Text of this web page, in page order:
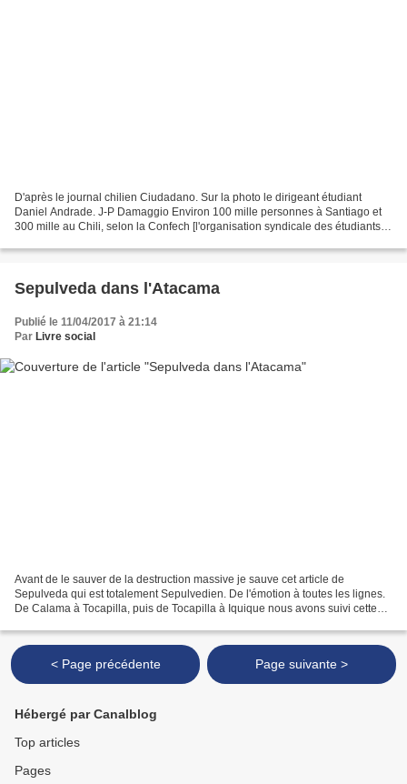
D'après le journal chilien Ciudadano. Sur la photo le dirigeant étudiant
Daniel Andrade. J-P Damaggio Environ 100 mille personnes à Santiago et
300 mille au Chili, selon la Confech [l'organisation syndicale des étudiants],
Sepulveda dans l'Atacama
Publié le 11/04/2017 à 21:14
Par Livre social
Avant de le sauver de la destruction massive je sauve cet article de
Sepulveda qui est totalement Sepulvedien. De l'émotion à toutes les lignes.
De Calama à Tocapilla, puis de Tocapilla à Iquique nous avons suivi cette
< Page précédente Page suivante >
Hébergé par Canalblog
Top articles
Pages